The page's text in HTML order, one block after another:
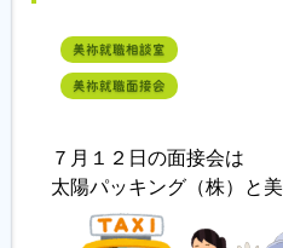
美祢就職相談室
美祢就職面接会
７月１２日の面接会は
太陽パッキング（株）と